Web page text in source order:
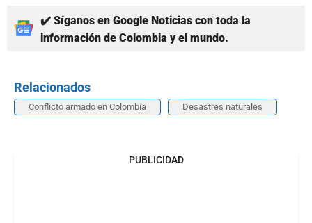
✔️ Síganos en Google Noticias con toda la
información de Colombia y el mundo.
Relacionados
Conflicto armado en Colombia Desastres naturales
PUBLICIDAD